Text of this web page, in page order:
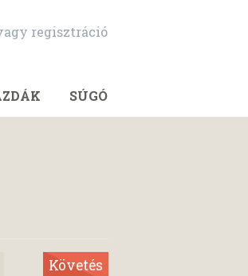
regisztráció
SÚGÓ
Követés